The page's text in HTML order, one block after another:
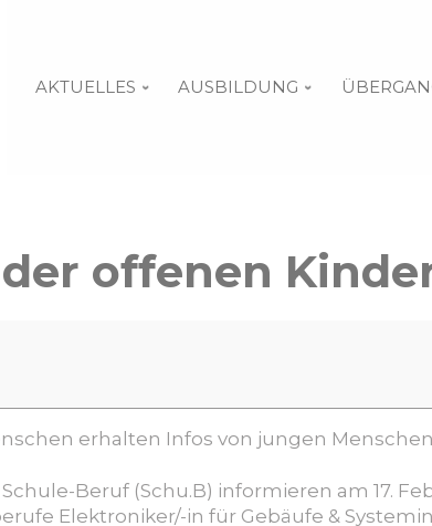
AKTUELLES AUSBILDUNG
offenen
erhalten Infos von jungen
Beruf (Schu.B) informieren am 17.
Elektroniker/-in für Gebäufe &